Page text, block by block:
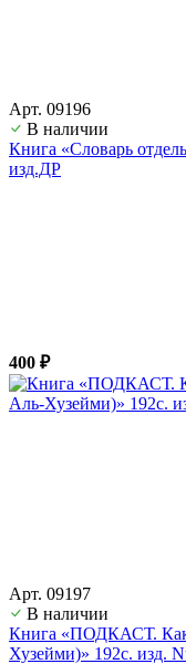
Арт. 09196
В наличии
Книга «Словарь
изд.ДР
400 ₽
Арт. 09197
В наличии
Книга «ПОДКАСТ. Как
Хузейми)» 192с. изд.